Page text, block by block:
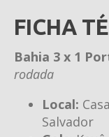
FICHA
Bahia 3 x 1
rodada
Local:
Salvador